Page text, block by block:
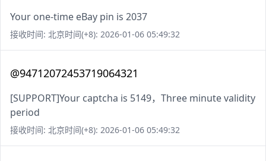
Your one-time eBay pin is 2037
接收时间: 北京时间(+8): 2026-01-06 05:49:32
@94712072453719064321
[SUPPORT]Your captcha is 5149，Three minute validity
period
接收时间: 北京时间(+8): 2026-01-06 05:49:32